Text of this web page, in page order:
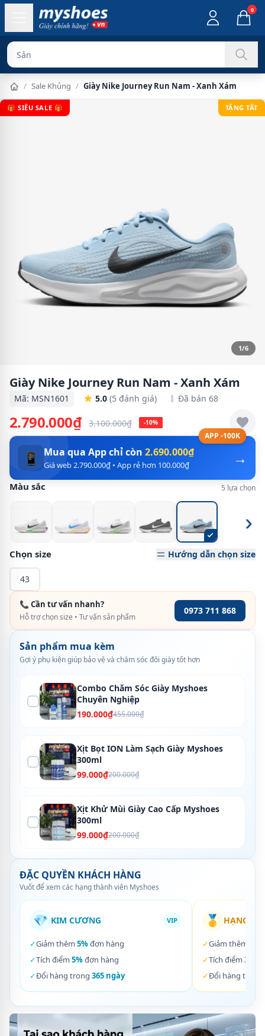
0
Sản phẩm chính
/ Sale Khủng / Giày Nike Journey Run Nam - Xanh Xám
🎁 SIÊU SALE 🎁 TẶNG TẤT
1/6
Giày Nike Journey Run Nam - Xanh Xám
Mã: MSN1601 5.0 (5 đánh giá) Đã bán 68
2.790.000₫ 3.100.000₫ -10%
APP -100K
→
📱 Mua qua App chỉ còn 2.690.000₫
Giá web 2.790.000₫ • App rẻ hơn 100.000₫
Màu sắc 5 lựa chọn
›
Chọn size Hướng dẫn chọn size
43
📞 Cần tư vấn nhanh?
Hỗ trợ chọn size • Tư vấn sản phẩm
0973 711 868
Sản phẩm mua kèm
Gợi ý phụ kiện giúp bảo vệ và chăm sóc đôi giày tốt hơn
Combo Chăm Sóc Giày Myshoes
Chuyên Nghiệp
190.000₫455.000₫
Xịt Bọt ION Làm Sạch Giày Myshoes
300ml
99.000₫200.000₫
Xịt Khử Mùi Giày Cao Cấp Myshoes
300ml
99.000₫200.000₫
ĐẶC QUYỀN KHÁCH HÀNG
Vuốt để xem các hạng thành viên Myshoes
💎 KIM CƯƠNG VIP
✓Giảm thêm 5%đơn hàng
✓Tích điểm 5%đơn hàng
✓Đổi hàng trong 365 ngày
🥇 HẠNG
✓Giảm thêm
✓Tích điểm 3%
✓Đổi hàng trong